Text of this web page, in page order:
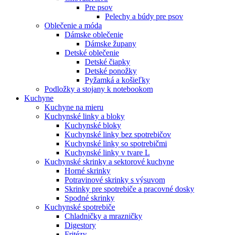
Pre psov
Pelechy a búdy pre psov
Oblečenie a móda
Dámske oblečenie
Dámske župany
Detské oblečenie
Detské čiapky
Detské ponožky
Pyžamká a košieľky
Podložky a stojany k notebookom
Kuchyne
Kuchyne na mieru
Kuchynské linky a bloky
Kuchynské bloky
Kuchynské linky bez spotrebičov
Kuchynské linky so spotrebičmi
Kuchynské linky v tvare L
Kuchynské skrinky a sektorové kuchyne
Horné skrinky
Potravinové skrinky s výsuvom
Skrinky pre spotrebiče a pracovné dosky
Spodné skrinky
Kuchynské spotrebiče
Chladničky a mrazničky
Digestory